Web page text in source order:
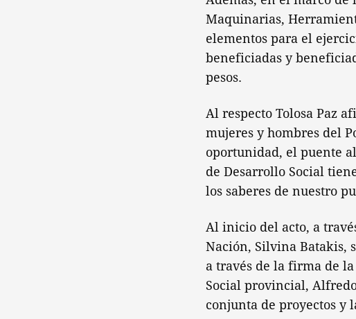
Maquinarias,
elementos para el
beneficiadas y
pesos.
Al respecto Tolosa Paz
mujeres y hombres del
oportunidad, el puente
de Desarrollo Social
los saberes de nuestro
Al inicio del acto, a
Nación, Silvina Batakis,
a través de la firma de
Social provincial,
conjunta de proyectos y